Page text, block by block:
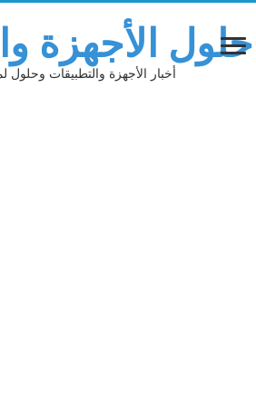
حلول الأجهزة
أخبار الأجهزة والتطبيقات وحلول